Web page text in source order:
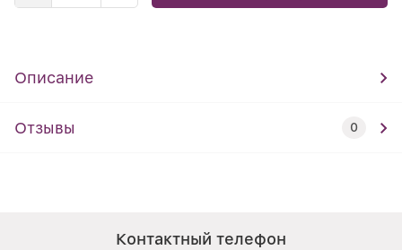
Описание
Отзывы 0
Контактный телефон